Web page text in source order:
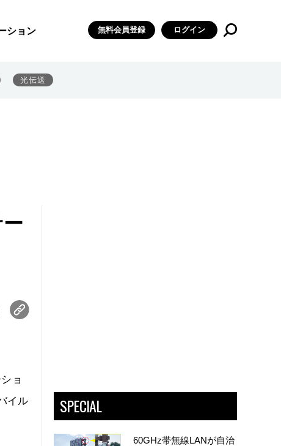
ション 無料会員登録 ログイン
光伝送
ョ
イル
SPECIAL
60GHz帯無線LANが自治